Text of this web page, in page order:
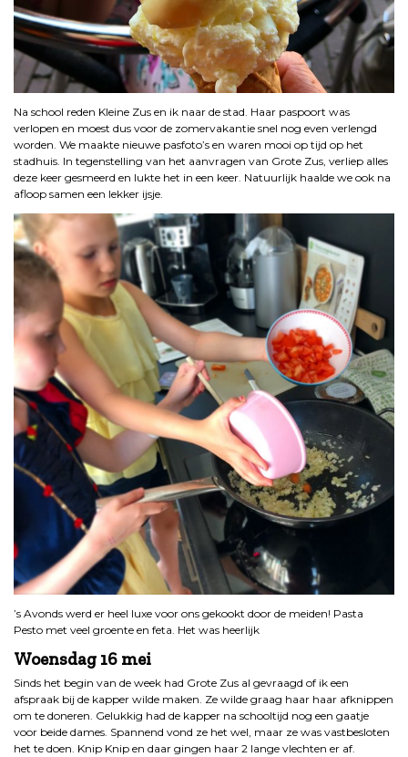
Na school reden Kleine Zus en ik naar de stad. Haar paspoort was
verlopen en moest dus voor de zomervakantie snel nog even verlengd
worden. We maakte nieuwe pasfoto’s en waren mooi op tijd op het
stadhuis. In tegenstelling van het aanvragen van Grote Zus, verliep alles
deze keer gesmeerd en lukte het in een keer. Natuurlijk haalde we ook na
afloop samen een lekker ijsje.
’s Avonds werd er heel luxe voor ons gekookt door de meiden! Pasta
Pesto met veel groente en feta. Het was heerlijk
Woensdag 16 mei
Sinds het begin van de week had Grote Zus al gevraagd of ik een
afspraak bij de kapper wilde maken. Ze wilde graag haar haar afknippen
om te doneren. Gelukkig had de kapper na schooltijd nog een gaatje
voor beide dames. Spannend vond ze het wel, maar ze was vastbesloten
het te doen. Knip Knip en daar gingen haar 2 lange vlechten er af.